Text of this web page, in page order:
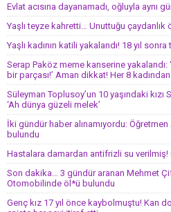
Evlat acısına dayanamadı, oğluyla aynı
Yaşlı teyze kahretti… Unuttuğu çaydanlık
Yaşlı kadının katili yakalandı! 18 yıl
Serap Paköz meme kanserine yakalandı:
bir parçası!’ Aman dikkat! Her 8
Süleyman Toplusoy’un 10 yaşındaki kızı
‘Ah dünya güzeli melek’
İki gündür haber alınamıyordu: Öğretmen
bulundu
Hastalara damardan antifrizli su verilmiş!
Son dakika… 3 gündür aranan Mehmet
Otomobilinde öl*ü bulundu
Genç kız 17 yıl önce kaybolmuştu! Kan